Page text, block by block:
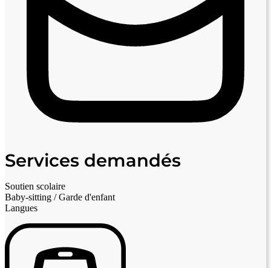
Services demandés
Soutien scolaire
Baby-sitting / Garde d'enfant
Langues